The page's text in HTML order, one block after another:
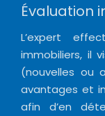
Évaluation
L’expert
immobiliers, il
(nouvelles ou
avantages et
afin d’en